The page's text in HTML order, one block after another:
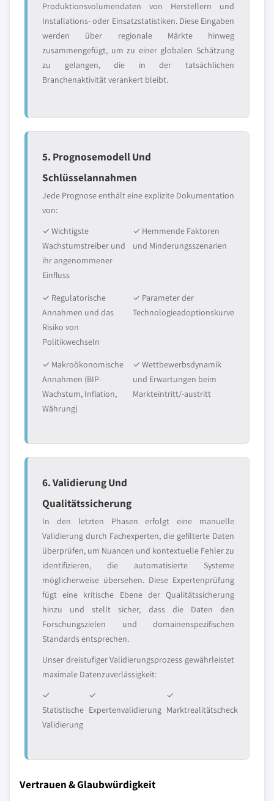
Produktionsvolumendaten von Herstellern und
Installations- oder Einsatzstatistiken. Diese Eingaben
werden über regionale Märkte hinweg
zusammengefügt, um zu einer globalen Schätzung
zu gelangen, die in der tatsächlichen
Branchenaktivität verankert bleibt.
5. Prognosemodell Und
Schlüsselannahmen
Jede Prognose enthält eine explizite Dokumentation
von:
✓ Wichtigste
Wachstumstreiber und
ihr angenommener
Einfluss
✓ Hemmende Faktoren
und Minderungsszenarien
✓ Regulatorische
Annahmen und das
Risiko von
Politikwechseln
✓ Parameter der
Technologieadoptionskurve
✓ Makroökonomische
Annahmen (BIP-
Wachstum, Inflation,
Währung)
✓ Wettbewerbsdynamik
und Erwartungen beim
Markteintritt/-austritt
6. Validierung Und
Qualitätssicherung
In den letzten Phasen erfolgt eine manuelle
Validierung durch Fachexperten, die gefilterte Daten
überprüfen, um Nuancen und kontextuelle Fehler zu
identifizieren, die automatisierte Systeme
möglicherweise übersehen. Diese Expertenprüfung
fügt eine kritische Ebene der Qualitätssicherung
hinzu und stellt sicher, dass die Daten den
Forschungszielen und domainenspezifischen
Standards entsprechen.
Unser dreistufiger Validierungsprozess gewährleistet
maximale Datenzuverlässigkeit:
✓
Statistische
Validierung
✓
Expertenvalidierung
✓
Marktrealitätscheck
Vertrauen & Glaubwürdigkeit